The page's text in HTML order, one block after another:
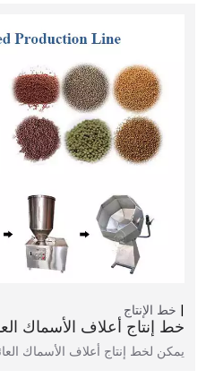
خط الإنتاج
خط إنتاج أعلاف الأسماك
يمكن لخط إنتاج أعلاف الأسماك